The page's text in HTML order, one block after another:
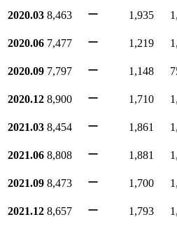
2020.03 8,463 ー 1,935
2020.06 7,477 ー 1,219
2020.09 7,797 ー 1,148
2020.12 8,900 ー 1,710
2021.03 8,454 ー 1,861
2021.06 8,808 ー 1,881
2021.09 8,473 ー 1,700
2021.12 8,657 ー 1,793